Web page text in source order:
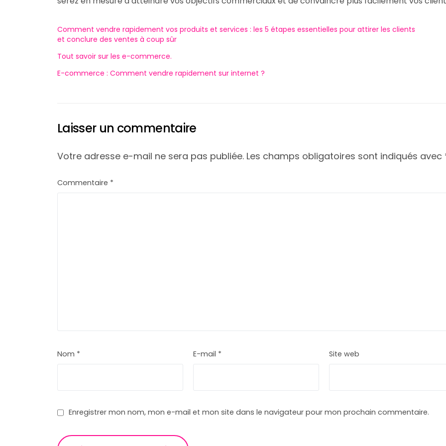
Comment vendre rapidement vos produits et services : les 5 étapes essentielles pour attirer les clients
et conclure des ventes à coup sûr
Tout savoir sur les e-commerce.
E-commerce : Comment vendre rapidement sur internet ?
Laisser un commentaire
Votre adresse e-mail ne sera pas publiée. Les champs obligatoires sont indiqués avec
Commentaire *
Nom * E-mail * Site web
Enregistrer mon nom, mon e-mail et mon site dans le navigateur pour mon prochain commentaire.